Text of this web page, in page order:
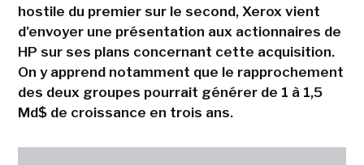
hostile du premier sur le second, Xerox vient
d'envoyer une présentation aux actionnaires de
HP sur ses plans concernant cette acquisition.
On y apprend notamment que le rapprochement
des deux groupes pourrait générer de 1 à 1,5
Md$ de croissance en trois ans.